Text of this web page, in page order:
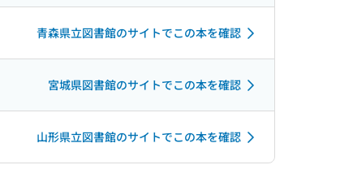
青森県立図書館のサイトでこの本を確認
宮城県図書館のサイトでこの本を確認
山形県立図書館のサイトでこの本を確認